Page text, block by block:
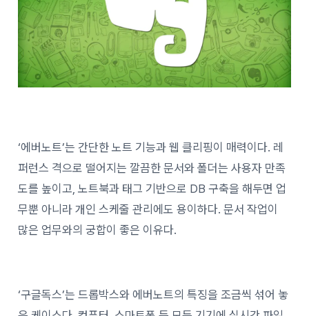
‘에버노트’는 간단한 노트 기능과 웹 클리핑이 매력이다. 레
퍼런스 격으로 떨어지는 깔끔한 문서와 폴더는 사용자 만족
도를 높이고, 노트북과 태그 기반으로 DB 구축을 해두면 업
무뿐 아니라 개인 스케줄 관리에도 용이하다. 문서 작업이
많은 업무와의 궁합이 좋은 이유다.
‘구글독스’는 드롭박스와 에버노트의 특징을 조금씩 섞어 놓